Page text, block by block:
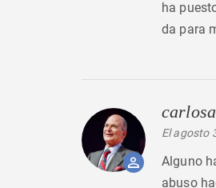
ha
da para
El agosto
Alguno
abuso